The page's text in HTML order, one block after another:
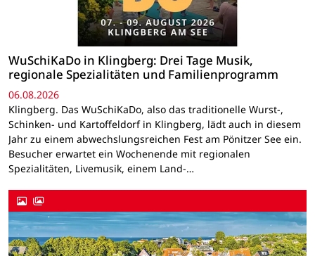
WuSchiKaDo in Klingberg: Drei Tage Musik,
regionale Spezialitäten und Familienprogramm
06.08.2026
Klingberg. Das WuSchiKaDo, also das traditionelle Wurst-,
Schinken- und Kartoffeldorf in Klingberg, lädt auch in diesem
Jahr zu einem abwechslungsreichen Fest am Pönitzer See ein.
Besucher erwartet ein Wochenende mit regionalen
Spezialitäten, Livemusik, einem Land-…